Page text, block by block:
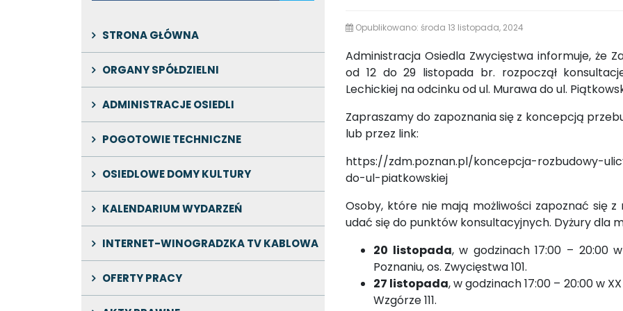
STRONA GŁÓWNA
ORGANY SPÓŁDZIELNI
ADMINISTRACJE OSIEDLI
POGOTOWIE TECHNICZNE
OSIEDLOWE DOMY KULTURY
KALENDARIUM WYDARZEŃ
INTERNET-WINOGRADZKA TV KABLOWA
OFERTY PRACY
Opublikowano: środa 13 listopada, 2024
Administracja Osiedla Zwycięstwa informuje, że
od 12 do 29 listopada br. rozpoczął
Lechickiej na odcinku od ul. Murawa do ul.
Zapraszamy do zapoznania się z koncepcją
lub przez link:
https://zdm.poznan.pl/koncepcja-rozbudowy-
do-ul-piatkowskiej
Osoby, które nie mają możliwości zapoznać się
udać się do punktów konsultacyjnych. Dyżury dla
20 listopada, w godzinach 17:00 – 20:00
Poznaniu, os. Zwycięstwa 101.
27 listopada, w godzinach 17:00 – 20:00 w
Wzgórze 111.